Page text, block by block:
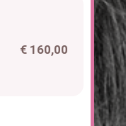
€ 160,00